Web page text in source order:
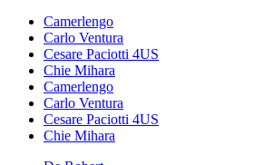
Camerlengo
Carlo Ventura
Cesare Paciotti 4US
Chie Mihara
Camerlengo
Carlo Ventura
Cesare Paciotti 4US
Chie Mihara